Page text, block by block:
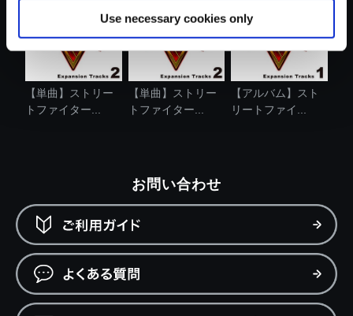
Use necessary cookies only
【単曲】ストリー
トファイター...
【単曲】ストリー
トファイター...
【アルバム】スト
リートファイ...
お問い合わせ